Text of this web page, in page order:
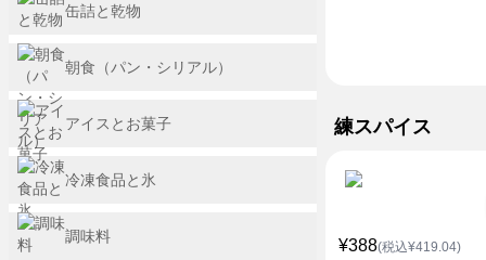
練スパイス
¥388(税込¥419.04)
缶詰と乾物
朝食（パン・シリアル）
アイスとお菓子
冷凍食品と氷
調味料